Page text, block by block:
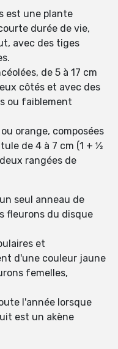
est une plante
durée de vie,
avec des tiges
de 5 à 17 cm
côtés et avec des
ou faiblement
orange, composées
de 4 à 7 cm (1 + 1⁄2
rangées de
seul anneau de
fleurons du disque
et
d'une couleur jaune
femelles,
l'année lorsque
est un akène